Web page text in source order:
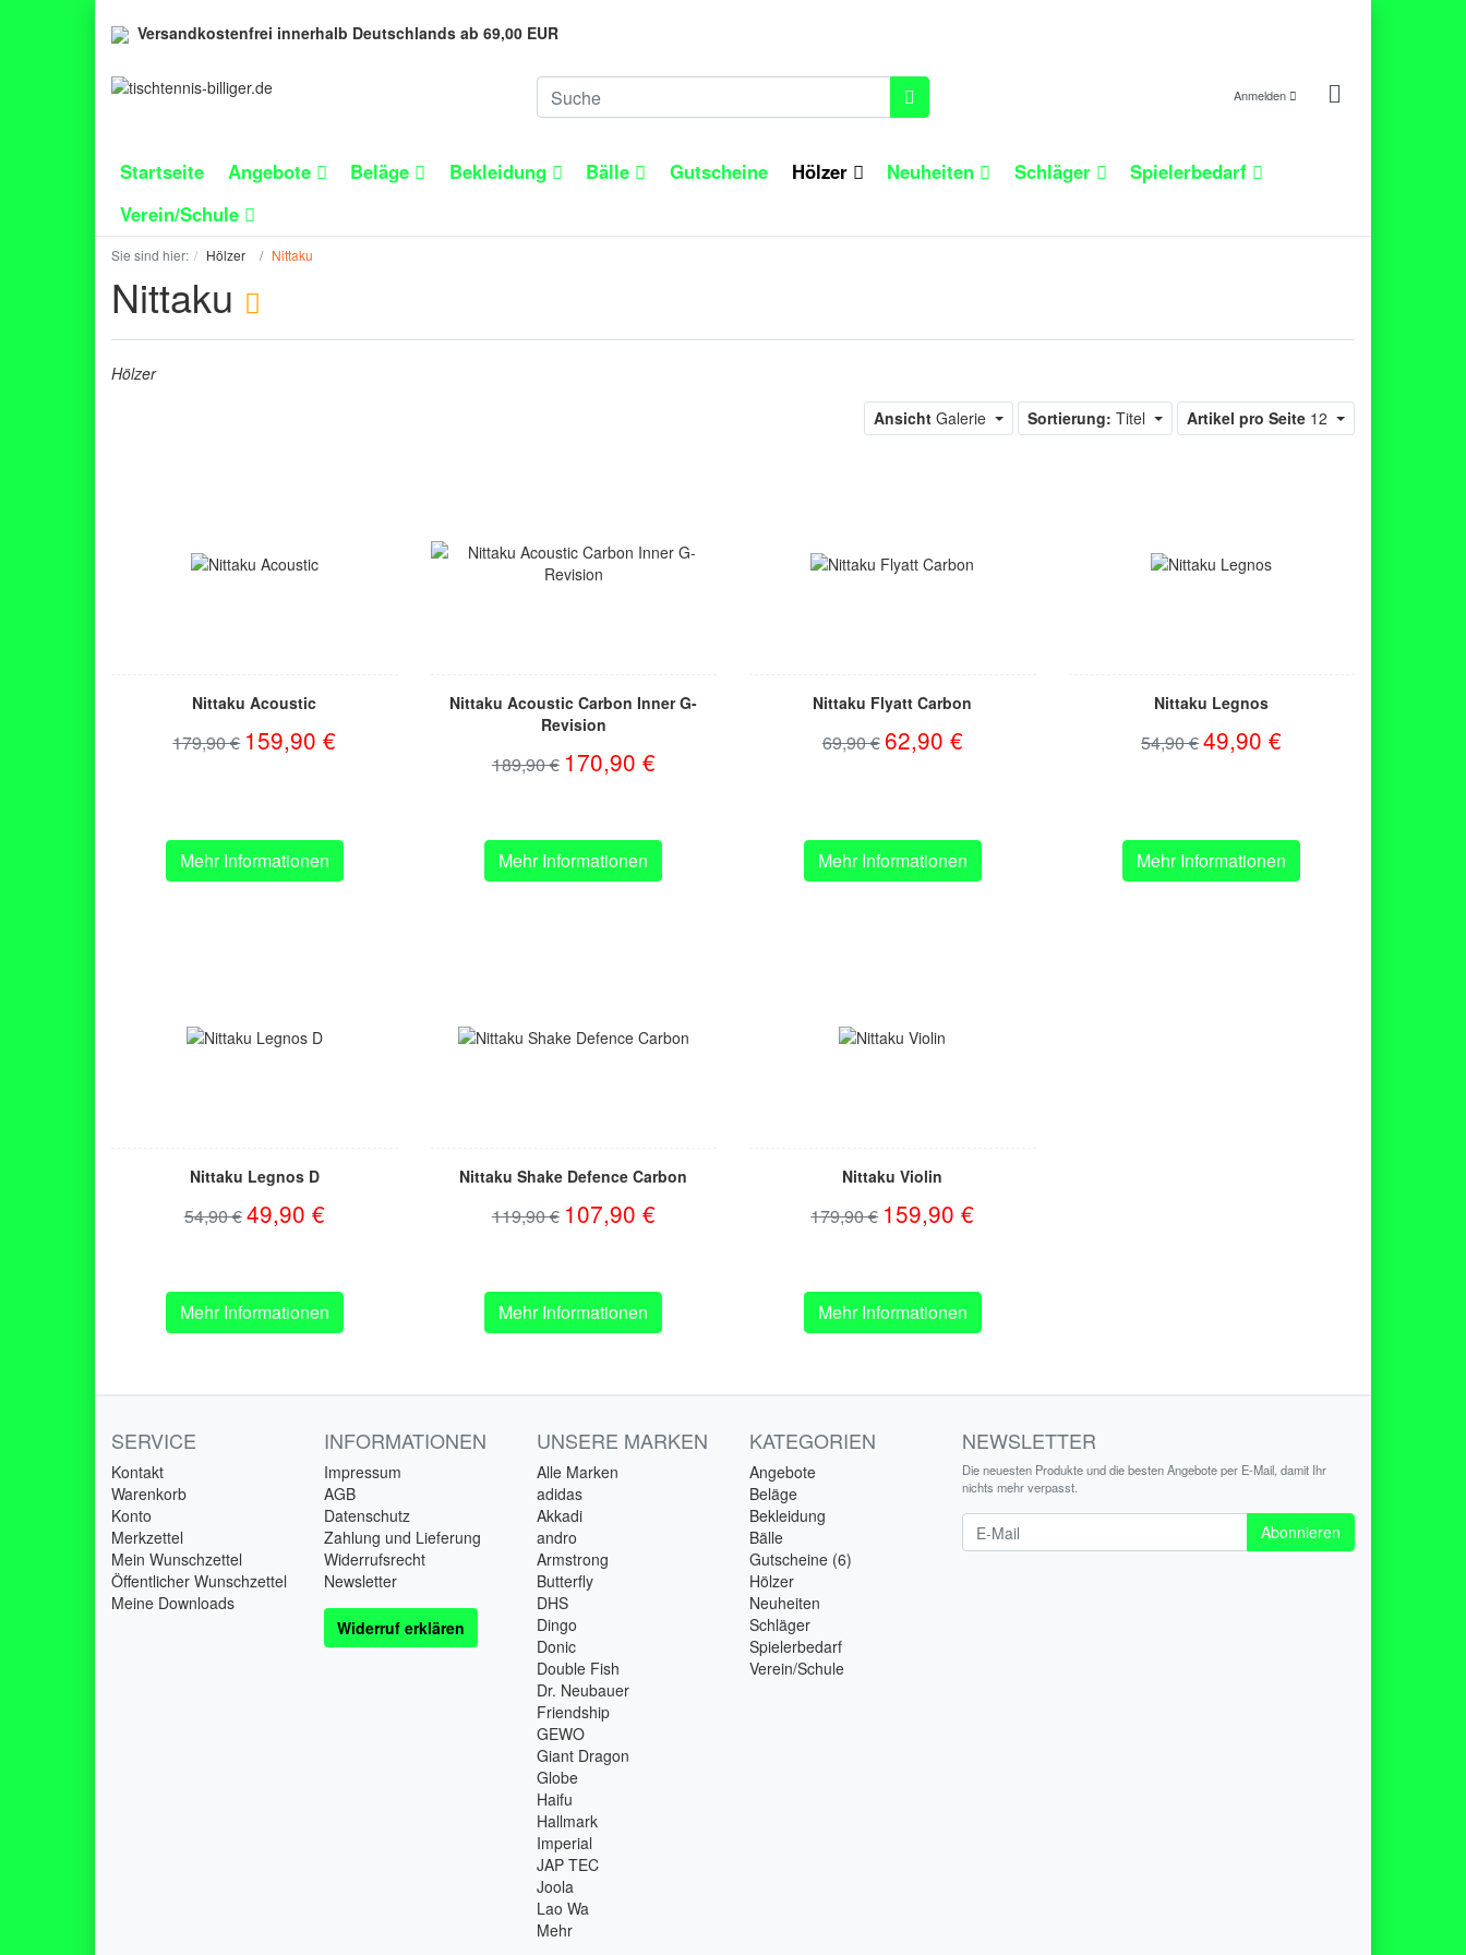
Versandkostenfrei innerhalb Deutschlands ab 69,00 EUR
Anmelden
Startseite Angebote Beläge Bekleidung Bälle Gutscheine Hölzer Neuheiten Schläger
Spielerbedarf
Verein/Schule
Sie sind hier: Hölzer Nittaku
Nittaku
Hölzer
Ansicht Galerie Sortierung: Titel Artikel pro Seite 12
Nittaku Acoustic
179,90 € 159,90 €
Mehr Informationen
Nittaku Acoustic Carbon Inner G-
Revision
189,90 € 170,90 €
Mehr Informationen
Nittaku Flyatt Carbon
69,90 € 62,90 €
Mehr Informationen
Nittaku Legnos
54,90 €49,90 €
Mehr Informationen
Nittaku Legnos D
54,90 €49,90 €
Mehr Informationen
Nittaku Shake Defence Carbon
119,90 € 107,90 €
Mehr Informationen
Nittaku Violin
179,90 € 159,90 €
Mehr Informationen
SERVICE
Kontakt
Warenkorb
Konto
Merkzettel
Mein Wunschzettel
Öffentlicher Wunschzettel
Meine Downloads
INFORMATIONEN
Impressum
AGB
Datenschutz
Zahlung und Lieferung
Widerrufsrecht
Newsletter
Widerruf erklären
UNSERE MARKEN
Alle Marken
adidas
Akkadi
andro
Armstrong
Butterfly
DHS
Dingo
Donic
Double Fish
Dr. Neubauer
Friendship
GEWO
Giant Dragon
Globe
Haifu
Hallmark
Imperial
JAP TEC
Joola
Lao Wa
Mehr
KATEGORIEN
Angebote
Beläge
Bekleidung
Bälle
Gutscheine (6)
Hölzer
Neuheiten
Schläger
Spielerbedarf
Verein/Schule
NEWSLETTER
Die neuesten Produkte und die besten Angebote per E-Mail, damit Ihr
nichts mehr verpasst.
Newsletter Abonnieren